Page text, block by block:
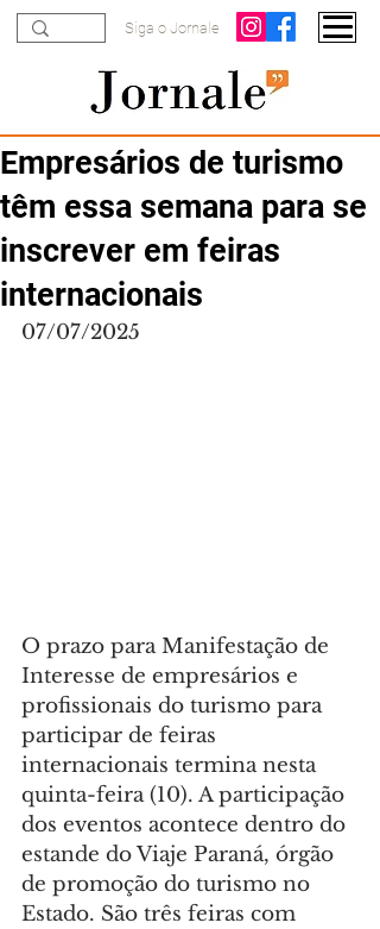
Siga o Jornale
Empresários de turismo
têm essa semana para se
inscrever em feiras
internacionais
07/07/2025
O prazo para Manifestação de
Interesse de empresários e
profissionais do turismo para
participar de feiras
internacionais termina nesta
quinta-feira (10). A participação
dos eventos acontece dentro do
estande do Viaje Paraná, órgão
de promoção do turismo no
Estado. São três feiras com